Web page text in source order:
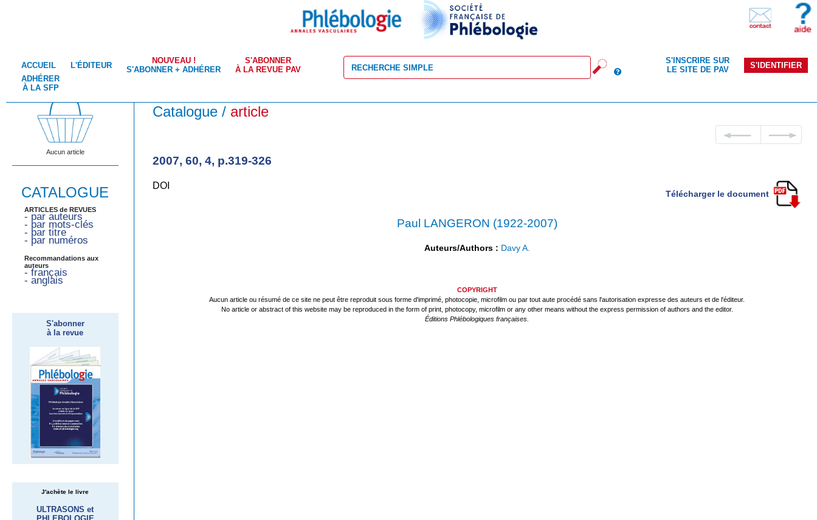
ACCUEIL L'ÉDITEUR
NOUVEAU !
S'ABONNER + ADHÉRER
S'ABONNER
À LA REVUE PAV
ADHÉRER
À LA SFP
S'INSCRIRE SUR
LE SITE DE PAV
S'IDENTIFIER
Aucun article
CATALOGUE
ARTICLES de REVUES
- par auteurs
- par mots-clés
- par titre
- par numéros
Recommandations aux
auteurs
- français
- anglais
S'abonner
à la revue
J'achète le livre
ULTRASONS et
Catalogue / article
2007, 60, 4, p.319-326
DOI
Télécharger le document
Paul LANGERON (1922-2007)
Auteurs/Authors : Davy A.
COPYRIGHT
Aucun article ou résumé de ce site ne peut être reproduit sous forme d'imprimé, photocopie, microfilm ou par tout aute procédé sans l'autorisation expresse des auteurs et de l'éditeur.
No article or abstract of this website may be reproduced in the form of print, photocopy, microfilm or any other means without the express permission of authors and the editor.
Éditions Phlébologiques françaises.